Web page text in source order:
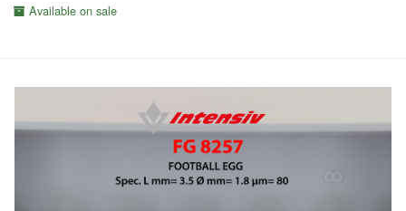
Available on sale